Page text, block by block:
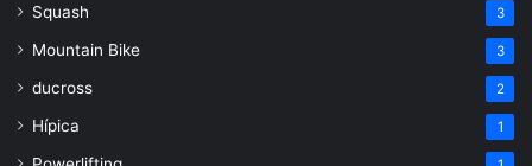
Squash 3
Mountain Bike 3
ducross 2
Hípica 1